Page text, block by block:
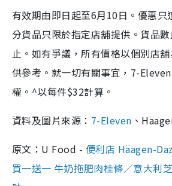
有效期由即日起至6月10日。優惠只
分貨品只限於指定店舖提供。貨品
止。如有爭議，所有價格以個別店
供參考。就一切有關事宜，7-
權。^以每件$32計算。
資料及圖片來源： 7-Eleven 、
原文：U Food - 便利店 Häagen-
買一送一 牛奶拖肥肉桂條／意大利